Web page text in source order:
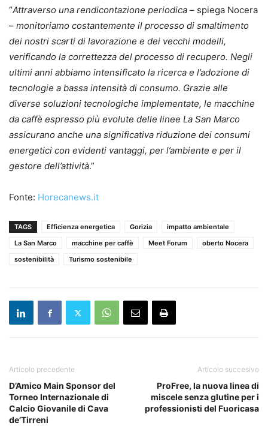
“Attraverso una rendicontazione periodica – spiega Nocera
– monitoriamo costantemente il processo di smaltimento
dei nostri scarti di lavorazione e dei vecchi modelli,
verificando la correttezza del processo di recupero. Negli
ultimi anni abbiamo intensificato la ricerca e l’adozione di
tecnologie a bassa intensità di consumo. Grazie alle
diverse soluzioni tecnologiche implementate, le macchine
da caffè espresso più evolute delle linee La San Marco
assicurano anche una significativa riduzione dei consumi
energetici con evidenti vantaggi, per l’ambiente e per il
gestore dell’attività.”
Fonte: Horecanews.it
TAGS Efficienza energetica Gorizia
impatto ambientale
La San Marco
macchine per caffè Meet Forum
oberto Nocera
sostenibilità
Turismo sostenibile
Articolo precedente
D’Amico Main Sponsor del
Torneo Internazionale di
Calcio Giovanile di Cava
de’Tirreni
Articolo succesivo
ProFree, la nuova linea di
miscele senza glutine per i
professionisti del Fuoricasa